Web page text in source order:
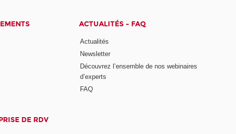
ACTUALITÉS - FAQ
Actualités
Newsletter
Découvrez l’ensemble de nos webinaires
d’experts
FAQ
DE RDV